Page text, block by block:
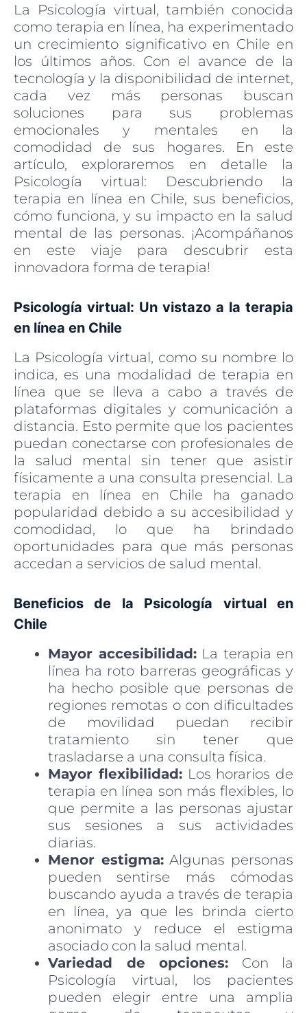
La Psicología virtual, también conocida
como terapia en línea, ha experimentado
un crecimiento significativo en Chile en
los últimos años. Con el avance de la
tecnología y la disponibilidad de internet,
cada vez más personas buscan
soluciones para sus problemas
emocionales y mentales en la
comodidad de sus hogares. En este
artículo, exploraremos en detalle la
Psicología virtual: Descubriendo la
terapia en línea en Chile, sus beneficios,
cómo funciona, y su impacto en la salud
mental de las personas. ¡Acompáñanos
en este viaje para descubrir esta
innovadora forma de terapia!
Psicología virtual: Un vistazo a la terapia
en línea en Chile
La Psicología virtual, como su nombre lo
indica, es una modalidad de terapia en
línea que se lleva a cabo a través de
plataformas digitales y comunicación a
distancia. Esto permite que los pacientes
puedan conectarse con profesionales de
la salud mental sin tener que asistir
físicamente a una consulta presencial. La
terapia en línea en Chile ha ganado
popularidad debido a su accesibilidad y
comodidad, lo que ha brindado
oportunidades para que más personas
accedan a servicios de salud mental.
Beneficios de la Psicología virtual en
Chile
Mayor accesibilidad:La terapia en
línea ha roto barreras geográficas y
ha hecho posible que personas de
regiones remotas o con dificultades
de movilidad puedan recibir
tratamiento sin tener que
trasladarse a una consulta física.
Mayor flexibilidad:Los horarios de
terapia en línea son más flexibles, lo
que permite a las personas ajustar
sus sesiones a sus actividades
diarias.
Menor estigma:Algunas personas
pueden sentirse más cómodas
buscando ayuda a través de terapia
en línea, ya que les brinda cierto
anonimato y reduce el estigma
asociado con la salud mental.
Variedad de opciones: Con la
Psicología virtual, los pacientes
pueden elegir entre una amplia